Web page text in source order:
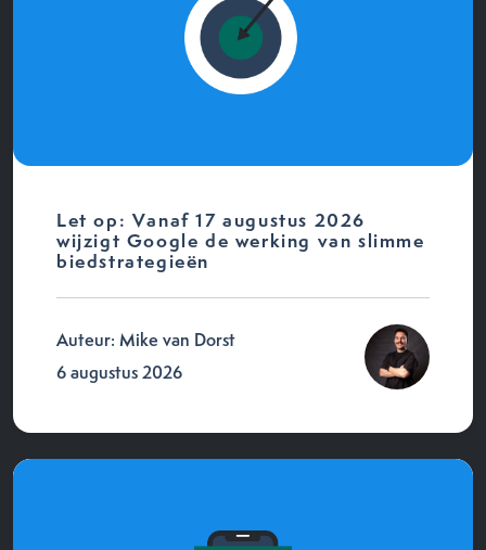
Let op: Vanaf 17 augustus 2026
wijzigt Google de werking van slimme
biedstrategieën
Auteur: Mike van Dorst
6 augustus 2026